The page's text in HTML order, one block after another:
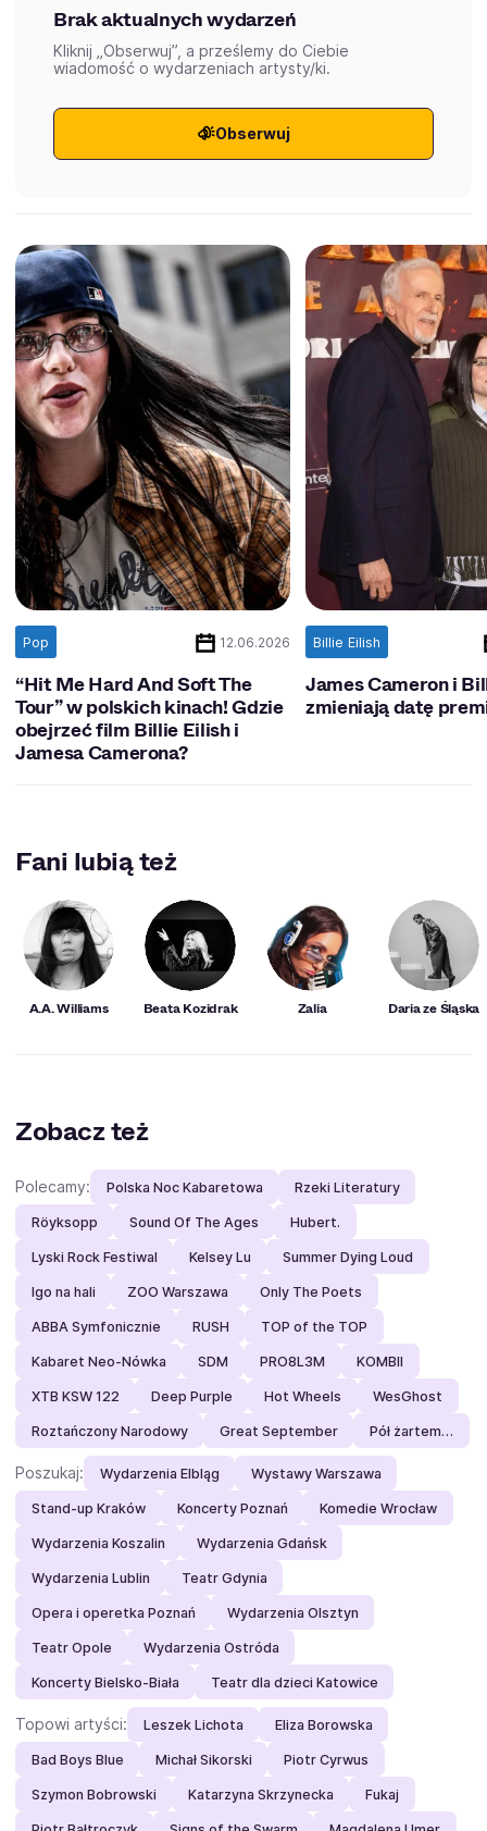
Brak aktualnych wydarzeń
Kliknij „Obserwuj”, a prześlemy do Ciebie
wiadomość o wydarzeniach artysty/ki.
Obserwuj
Pop 12.06.2026
“Hit Me Hard And Soft The
Tour” w polskich kinach! Gdzie
obejrzeć film Billie Eilish i
Jamesa Camerona?
Billie Eilish
James Cameron i
zmieniają datę
Fani lubią też
A.A. Williams Beata Kozidrak Zalia Daria ze Śląska
Zobacz też
Polecamy: Polska Noc Kabaretowa Rzeki Literatury
Röyksopp Sound Of The Ages Hubert.
Lyski Rock Festiwal Kelsey Lu Summer Dying Loud
Igo na hali ZOO Warszawa Only The Poets
ABBA Symfonicznie RUSH TOP of the TOP
Kabaret Neo-Nówka SDM PRO8L3M KOMBII
XTB KSW 122 Deep Purple Hot Wheels WesGhost
Roztańczony Narodowy Great September Pół żartem…
Poszukaj: Wydarzenia Elbląg Wystawy Warszawa
Stand-up Kraków Koncerty Poznań Komedie Wrocław
Wydarzenia Koszalin Wydarzenia Gdańsk
Wydarzenia Lublin Teatr Gdynia
Opera i operetka Poznań Wydarzenia Olsztyn
Teatr Opole Wydarzenia Ostróda
Koncerty Bielsko-Biała Teatr dla dzieci Katowice
Topowi artyści: Leszek Lichota Eliza Borowska
Bad Boys Blue Michał Sikorski Piotr Cyrwus
Szymon Bobrowski Katarzyna Skrzynecka Fukaj